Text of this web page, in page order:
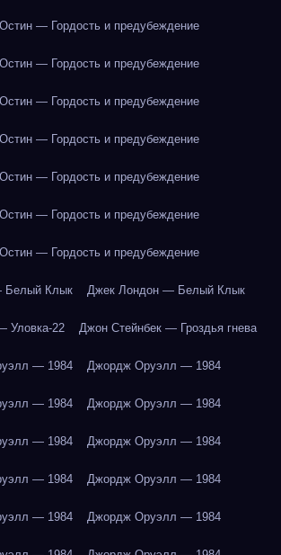
— Гордость и предубеждение
— Гордость и предубеждение
— Гордость и предубеждение
— Гордость и предубеждение
— Гордость и предубеждение
— Гордость и предубеждение
— Гордость и предубеждение
Белый Клык Джек Лондон — Белый Клык
Уловка-22 Джон Стейнбек — Гроздья гнева
— 1984 Джордж Оруэлл — 1984
— 1984 Джордж Оруэлл — 1984
— 1984 Джордж Оруэлл — 1984
— 1984 Джордж Оруэлл — 1984
— 1984 Джордж Оруэлл — 1984